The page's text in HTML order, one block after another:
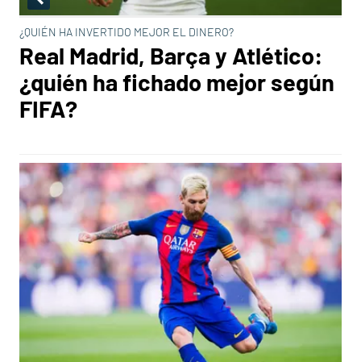
¿QUIÉN HA INVERTIDO MEJOR EL DINERO?
Real Madrid, Barça y Atlético:
¿quién ha fichado mejor según
FIFA?